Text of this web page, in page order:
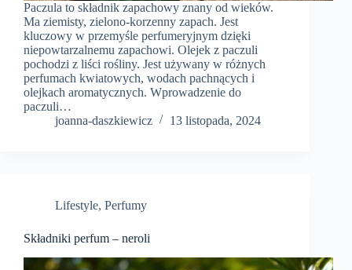
Paczula to składnik zapachowy znany od wieków.
Ma ziemisty, zielono-korzenny zapach. Jest
kluczowy w przemyśle perfumeryjnym dzięki
niepowtarzalnemu zapachowi. Olejek z paczuli
pochodzi z liści rośliny. Jest używany w różnych
perfumach kwiatowych, wodach pachnących i
olejkach aromatycznych. Wprowadzenie do
paczuli…
joanna-daszkiewicz
13 listopada, 2024
Lifestyle, Perfumy
Składniki perfum – neroli